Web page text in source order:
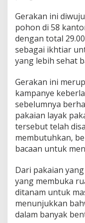
Gerakan ini
pohon di 58
dengan total
sebagai ikhtiar
yang lebih sehat
​Gerakan ini
kampanye
sebelumnya
pakaian layak
tersebut telah
membutuhkan,
bacaan untuk
Dari pakaian
yang membuka
ditanam untuk
menunjukkan
dalam banyak